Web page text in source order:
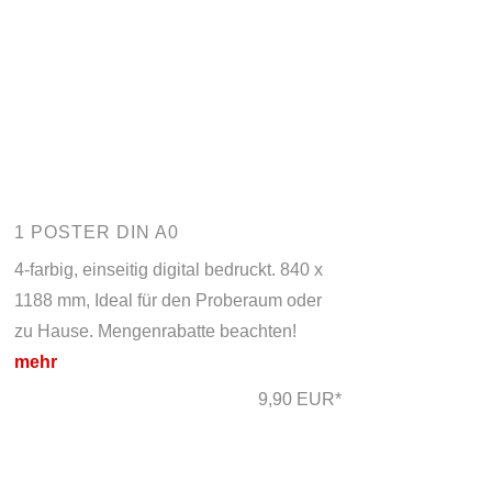
1 POSTER DIN A0
4-farbig, einseitig digital bedruckt. 840 x
1188 mm, Ideal für den Proberaum oder
zu Hause. Mengenrabatte beachten!
mehr
9,90 EUR*